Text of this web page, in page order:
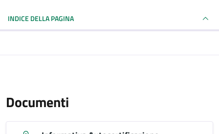
INDICE DELLA PAGINA
Documenti